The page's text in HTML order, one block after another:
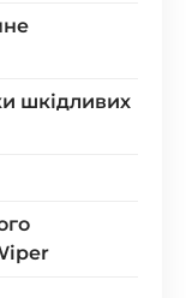
шкідливих